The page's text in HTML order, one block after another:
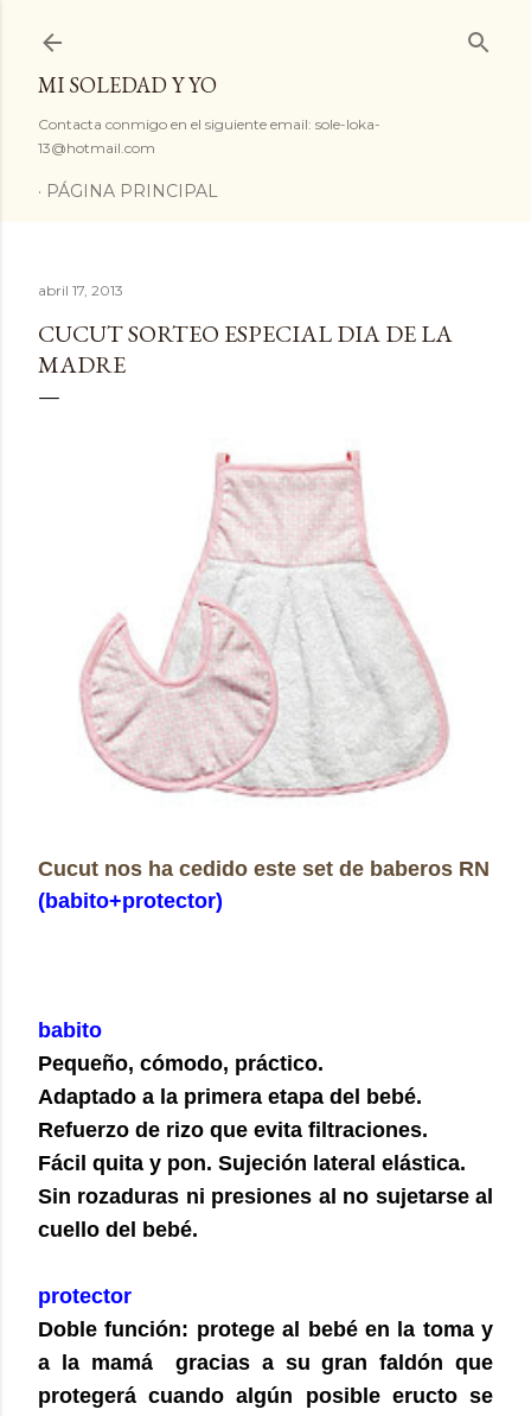
MI SOLEDAD Y YO
Contacta conmigo en el siguiente email: sole-loka-
13@hotmail.com
PÁGINA PRINCIPAL
abril 17, 2013
CUCUT SORTEO ESPECIAL DIA DE LA
MADRE
Cucut nos ha cedido este set de baberos RN
(babito+protector)
babito
Pequeño, cómodo, práctico.
Adaptado a la primera etapa del bebé.
Refuerzo de rizo que evita filtraciones.
Fácil quita y pon. Sujeción lateral elástica.
Sin rozaduras ni presiones al no sujetarse al
cuello del bebé.
protector
Doble función: protege al bebé en la toma y
a la mamá gracias a su gran faldón que
protegerá cuando algún posible eructo se